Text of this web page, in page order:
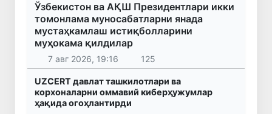
Ўзбекистон ва АҚШ Президентлари икки
томонлама муносабатларни янада
мустаҳкамлаш истиқболларини
муҳокама қилдилар
7 авг 2026, 19:16 125
UZCERT давлат ташкилотлари ва
корхоналарни оммавий киберҳужумлар
ҳақида огоҳлантирди